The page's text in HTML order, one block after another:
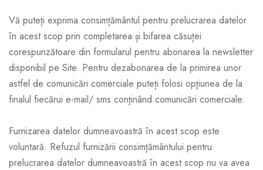
Vă puteți exprima consimțământul pentru prelucrarea datelor
în acest scop prin completarea și bifarea căsuței
corespunzătoare din formularul pentru abonarea la newsletter
disponibil pe Site. Pentru dezabonarea de la primirea unor
astfel de comunicări comerciale puteți folosi opţiunea de la
finalul fiecărui e-mail/ sms conţinând comunicări comerciale.
Furnizarea datelor dumneavoastră în acest scop este
voluntară. Refuzul furnizării consimțământului pentru
prelucrarea datelor dumneavoastră în acest scop nu va avea